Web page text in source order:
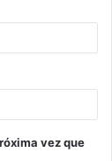
vez que